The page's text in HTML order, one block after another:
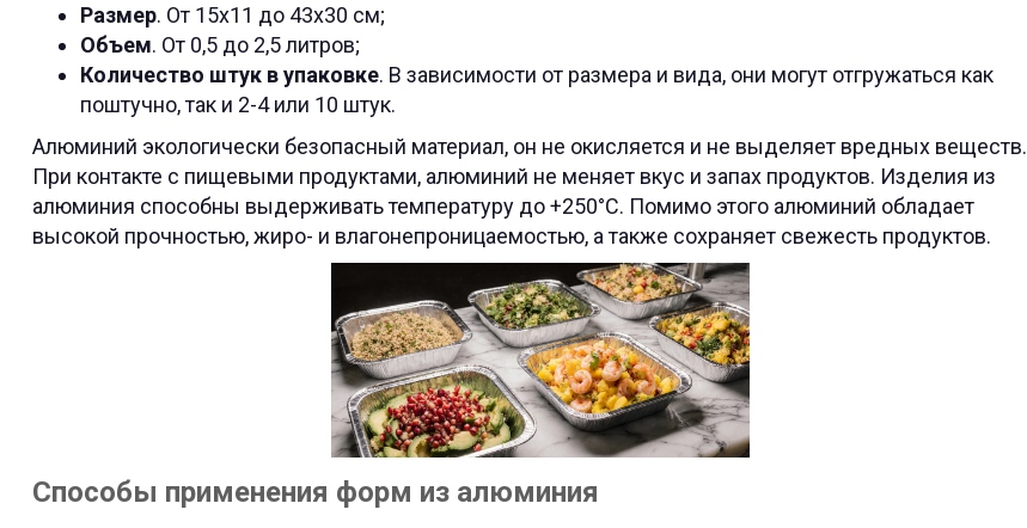
Размер. От 15х11 до 43х30 см;
Объем. От 0,5 до 2,5 литров;
Количество штук в упаковке. В зависимости от размера и вида, они могут отгружаться как
поштучно, так и 2-4 или 10 штук.
Алюминий экологически безопасный материал, он не окисляется и не выделяет вредных веществ.
При контакте с пищевыми продуктами, алюминий не меняет вкус и запах продуктов. Изделия из
алюминия способны выдерживать температуру до +250°С. Помимо этого алюминий обладает
высокой прочностью, жиро- и влагонепроницаемостью, а также сохраняет свежесть продуктов.
Способы применения форм из алюминия